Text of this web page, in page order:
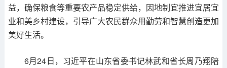
益，确保粮食等重要农产品稳定供给，因地制宜推进宜居宜
业和美乡村建设，引导广大农民群众用勤劳和智慧创造更加
美好生活。
6月24日，习近平在山东省委书记林武和省长周乃翔陪